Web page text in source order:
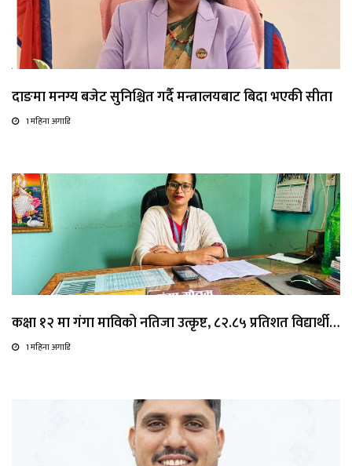
दाङमा मनग्य बजेट सुनिश्चित गर्दै मन्त्रालयबाट बिदा भएकी सीता
1 महिना अगाडि
कक्षा १२ मा गंगा माविको नतिजा उत्कृष्ट, ८२.८५ प्रतिशत विद्यार्थी…
1 महिना अगाडि